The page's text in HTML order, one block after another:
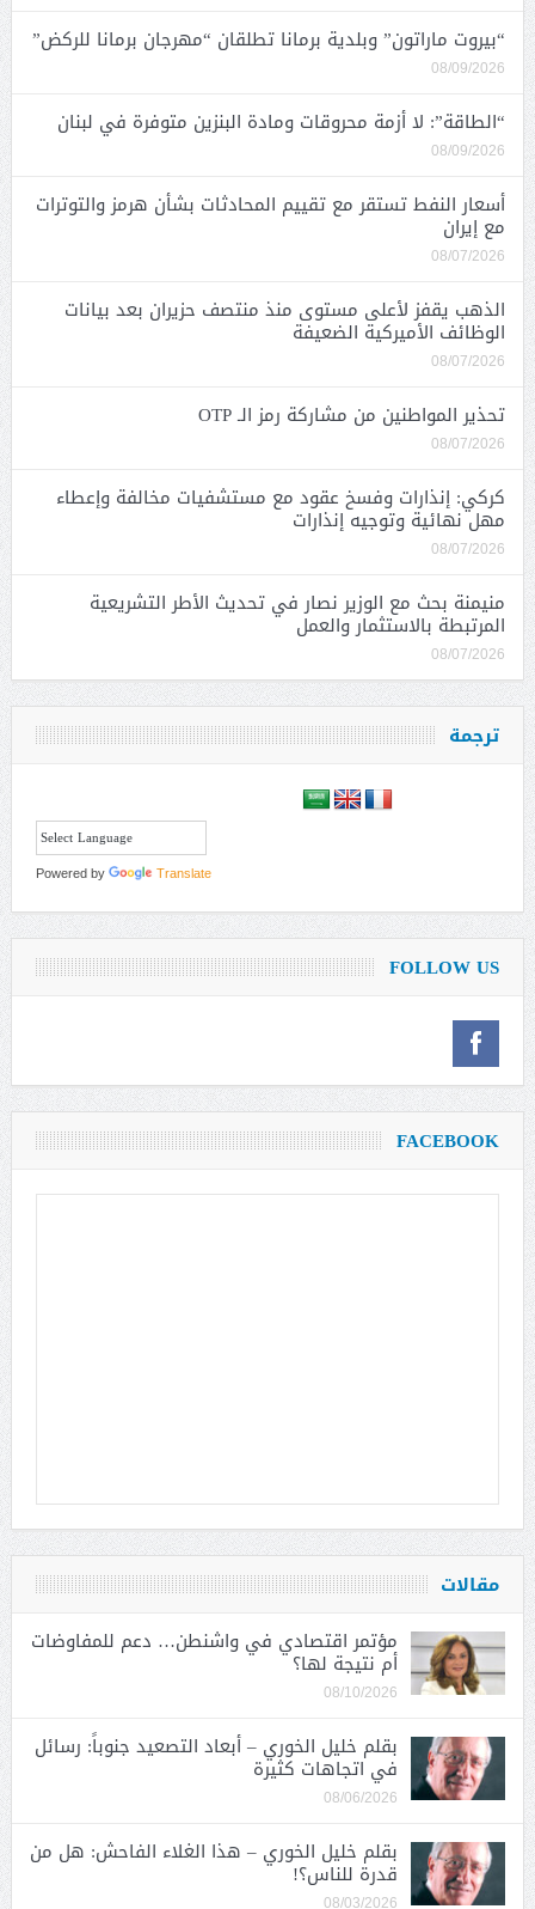
“بيروت ماراتون” وبلدية برمانا تطلقان “مهرجان برمانا للركض”
08/09/2026
“الطاقة”: لا أزمة محروقات ومادة البنزين متوفرة في لبنان
08/09/2026
أسعار النفط تستقر مع تقييم المحادثات بشأن هرمز والتوترات
مع إيران
08/07/2026
الذهب يقفز لأعلى مستوى منذ منتصف حزيران بعد بيانات
الوظائف الأميركية الضعيفة
08/07/2026
تحذير المواطنين من مشاركة رمز الـ OTP
08/07/2026
كركي: إنذارات وفسخ عقود مع مستشفيات مخالفة وإعطاء
مهل نهائية وتوجيه إنذارات
08/07/2026
منيمنة بحث مع الوزير نصار في تحديث الأطر التشريعية
المرتبطة بالاستثمار والعمل
08/07/2026
ترجمة
Powered by Translate
FOLLOW US
FACEBOOK
مقالات
مؤتمر اقتصادي في واشنطن… دعم للمفاوضات
أم نتيجة لها؟
08/10/2026
بقلم خليل الخوري – أبعاد التصعيد جنوباً: رسائل
في اتجاهات كثيرة
08/06/2026
بقلم خليل الخوري – هذا الغلاء الفاحش: هل من
قدرة للناس؟!
08/03/2026